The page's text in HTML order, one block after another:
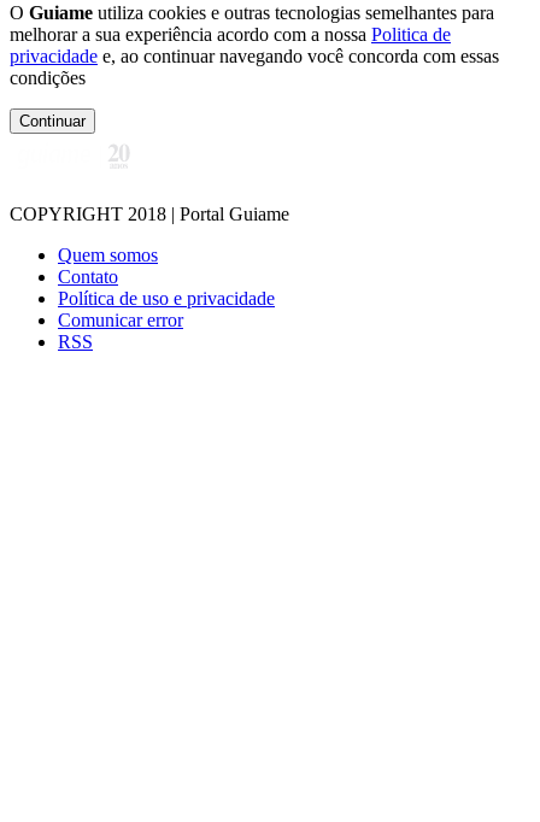
O Guiame utiliza cookies e outras tecnologias semelhantes para
melhorar a sua experiência acordo com a nossa Politica de
privacidade e, ao continuar navegando você concorda com essas
condições
Continuar
COPYRIGHT 2018 | Portal Guiame
Quem somos
Contato
Política de uso e privacidade
Comunicar error
RSS